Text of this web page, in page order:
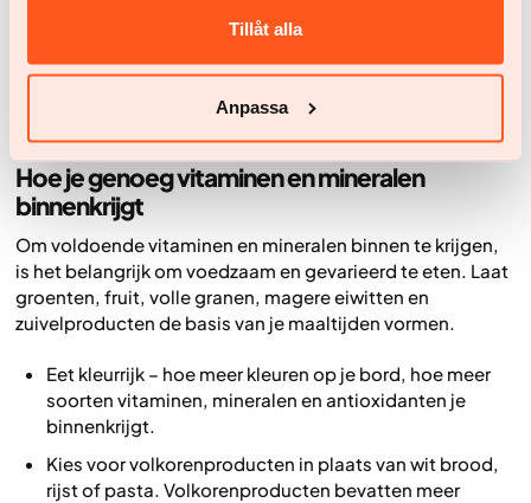
Tillåt alla
Anpassa
mineralen kunnen ook de opname van andere
dan met je arts of een andere zorgverlener.
Hoe je genoeg vitaminen en mineralen
binnenkrijgt
Om voldoende vitaminen en mineralen binnen te krijgen,
is het belangrijk om voedzaam en gevarieerd te eten. Laat
groenten, fruit, volle granen, magere eiwitten en
zuivelproducten de basis van je maaltijden vormen.
Eet kleurrijk – hoe meer kleuren op je bord, hoe meer
soorten vitaminen, mineralen en antioxidanten je
binnenkrijgt.
Kies voor volkorenproducten in plaats van wit brood,
rijst of pasta. Volkorenproducten bevatten meer